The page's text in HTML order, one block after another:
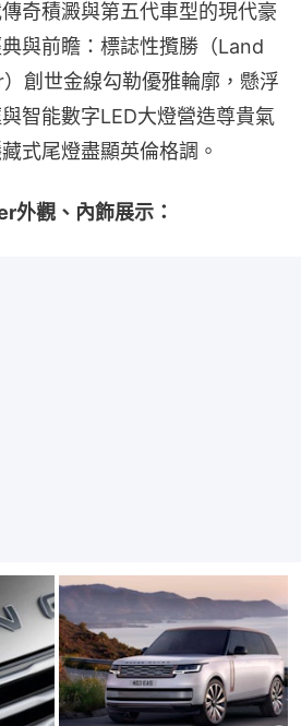
奇積澱與第五代車型的現代豪
與前瞻：標誌性攬勝（Land
創世金線勾勒優雅輪廓，懸浮
智能數字LED大燈營造尊貴氣
式尾燈盡顯英倫格調。
觀、內飾展示：